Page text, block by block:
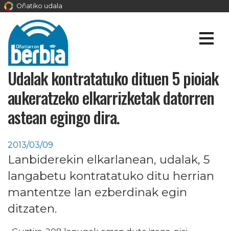
Oñatiko udala
Udalak kontratatuko dituen 5 pioiak
aukeratzeko elkarrizketak datorren
astean egingo dira.
2013/03/09
Lanbiderekin elkarlanean, udalak, 5
langabetu kontratatuko ditu herrian
mantentze lan ezberdinak egin
ditzaten.